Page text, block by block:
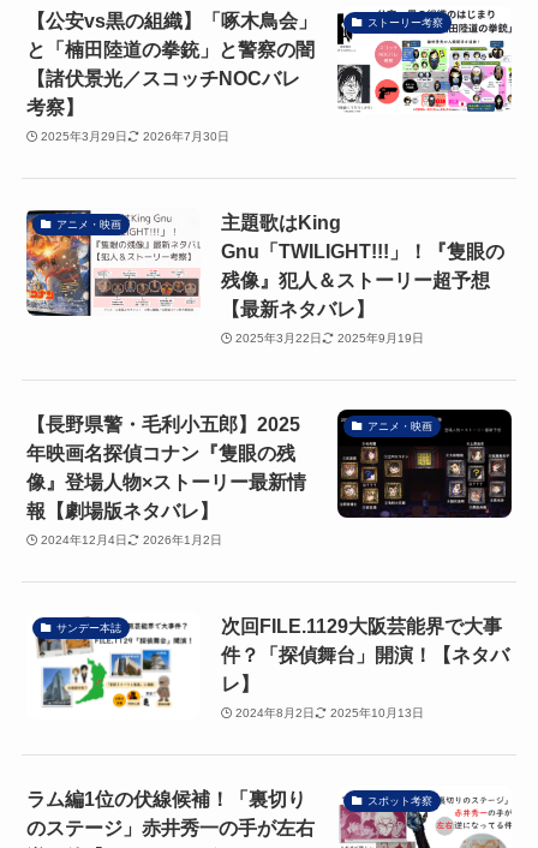
ストーリー考察
【公安vs黒の組織】「啄木鳥会」
と「楠田陸道の拳銃」と警察の闇
【諸伏景光／スコッチNOCバレ
考察】
2025年3月29日 2026年7月30日
アニメ・映画
主題歌はKing
Gnu「TWILIGHT!!!」！『隻眼の
残像』犯人＆ストーリー超予想
【最新ネタバレ】
2025年3月22日 2025年9月19日
アニメ・映画
【長野県警・毛利小五郎】2025
年映画名探偵コナン『隻眼の残
像』登場人物×ストーリー最新情
報【劇場版ネタバレ】
2024年12月4日 2026年1月2日
サンデー本誌
次回FILE.1129大阪芸能界で大事
件？「探偵舞台」開演！【ネタバ
レ】
2024年8月2日 2025年10月13日
スポット考察
ラム編1位の伏線候補！「裏切り
のステージ」赤井秀一の手が左右